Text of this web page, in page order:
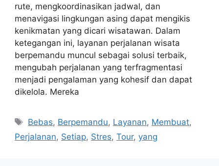
rute, mengkoordinasikan jadwal, dan
menavigasi lingkungan asing dapat mengikis
kenikmatan yang dicari wisatawan. Dalam
ketegangan ini, layanan perjalanan wisata
berpemandu muncul sebagai solusi terbaik,
mengubah perjalanan yang terfragmentasi
menjadi pengalaman yang kohesif dan dapat
dikelola. Mereka
Tags
Bebas, Berpemandu, Layanan, Membuat,
Perjalanan, Setiap, Stres, Tour, yang